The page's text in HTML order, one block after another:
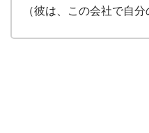
（彼は、この会社で自